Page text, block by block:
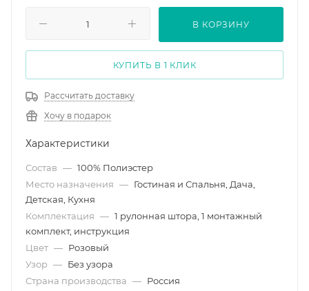
В КОРЗИНУ
КУПИТЬ В 1 КЛИК
Рассчитать доставку
Хочу в подарок
Характеристики
Состав — 100% Полиэстер
Место назначения — Гостиная и Спальня, Дача,
Детская, Кухня
Комплектация — 1 рулонная штора, 1 монтажный
комплект, инструкция
Цвет — Розовый
Узор — Без узора
Страна производства — Россия